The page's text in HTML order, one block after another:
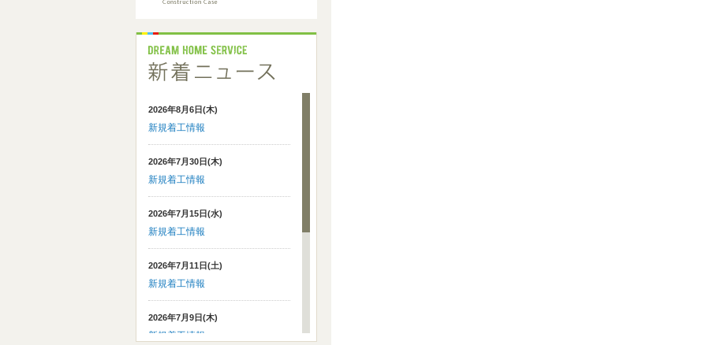
2026年8月6日(木)
新規着工情報
2026年7月30日(木)
新規着工情報
2026年7月15日(水)
新規着工情報
2026年7月11日(土)
新規着工情報
2026年7月9日(木)
新規着工情報